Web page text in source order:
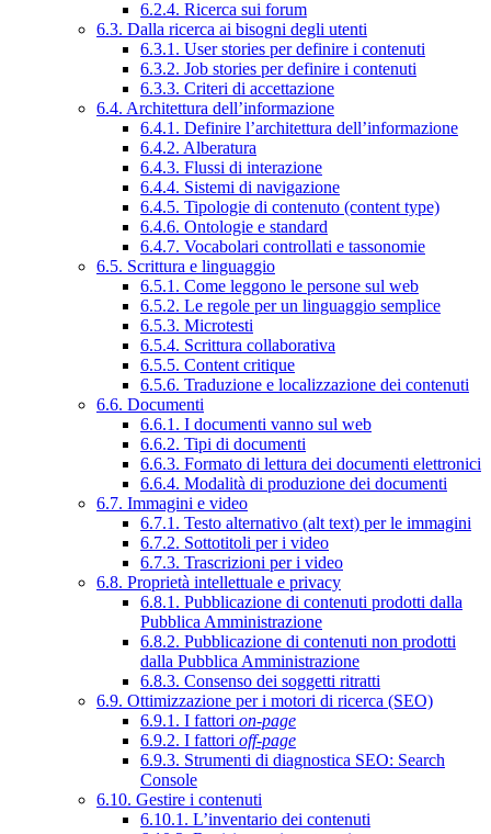
6.2.4. Ricerca sui forum
6.3. Dalla ricerca ai bisogni degli utenti
6.3.1. User stories per definire i contenuti
6.3.2. Job stories per definire i contenuti
6.3.3. Criteri di accettazione
6.4. Architettura dell’informazione
6.4.1. Definire l’architettura dell’informazione
6.4.2. Alberatura
6.4.3. Flussi di interazione
6.4.4. Sistemi di navigazione
6.4.5. Tipologie di contenuto (content type)
6.4.6. Ontologie e standard
6.4.7. Vocabolari controllati e tassonomie
6.5. Scrittura e linguaggio
6.5.1. Come leggono le persone sul web
6.5.2. Le regole per un linguaggio semplice
6.5.3. Microtesti
6.5.4. Scrittura collaborativa
6.5.5. Content critique
6.5.6. Traduzione e localizzazione dei contenuti
6.6. Documenti
6.6.1. I documenti vanno sul web
6.6.2. Tipi di documenti
6.6.3. Formato di lettura dei documenti elettronici
6.6.4. Modalità di produzione dei documenti
6.7. Immagini e video
6.7.1. Testo alternativo (alt text) per le immagini
6.7.2. Sottotitoli per i video
6.7.3. Trascrizioni per i video
6.8. Proprietà intellettuale e privacy
6.8.1. Pubblicazione di contenuti prodotti dalla
Pubblica Amministrazione
6.8.2. Pubblicazione di contenuti non prodotti
dalla Pubblica Amministrazione
6.8.3. Consenso dei soggetti ritratti
6.9. Ottimizzazione per i motori di ricerca (SEO)
6.9.1. I fattori on-page
6.9.2. I fattori off-page
6.9.3. Strumenti di diagnostica SEO: Search
Console
6.10. Gestire i contenuti
6.10.1. L’inventario dei contenuti